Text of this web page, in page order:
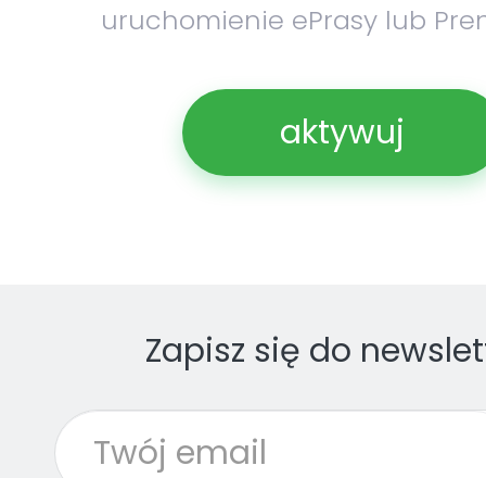
uruchomienie ePrasy lub
aktywuj
Zapisz się do